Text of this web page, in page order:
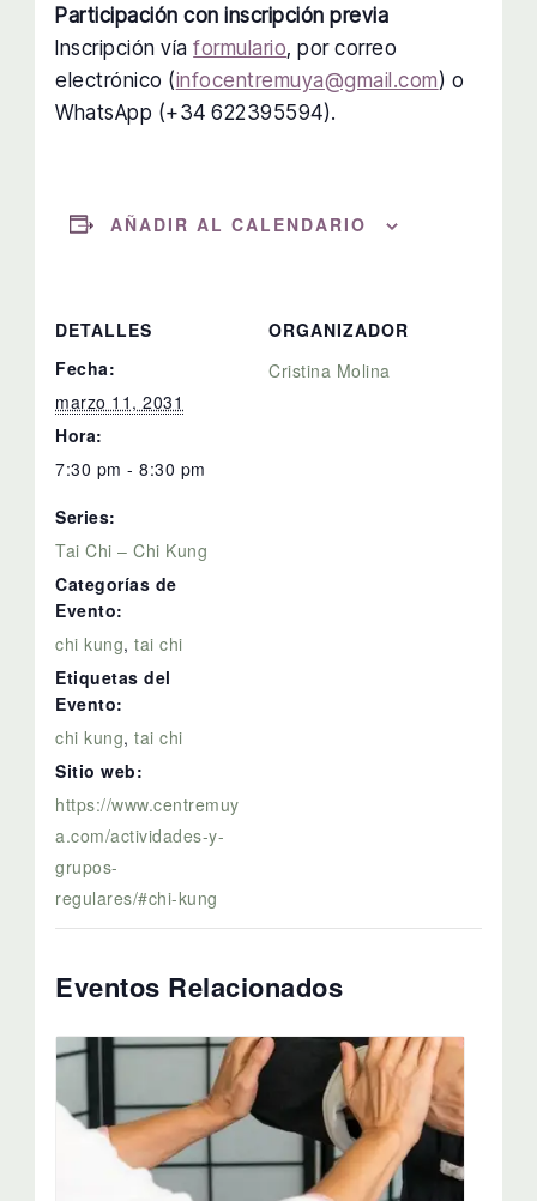
Participación con inscripción previa
Inscripción víaformulario, por correo
electrónico (infocentremuya@gmail.com) o
WhatsApp (+34 622395594).
AÑADIR AL CALENDARIO
DETALLES
Fecha:
marzo 11, 2031
Hora:
7:30 pm - 8:30 pm
Series:
Tai Chi – Chi Kung
Categorías de
Evento:
chi kung,tai chi
Etiquetas del
Evento:
chi kung,tai chi
Sitio web:
https://www.centremuy
a.com/actividades-y-
grupos-
regulares/#chi-kung
ORGANIZADOR
Cristina Molina
Eventos Relacionados